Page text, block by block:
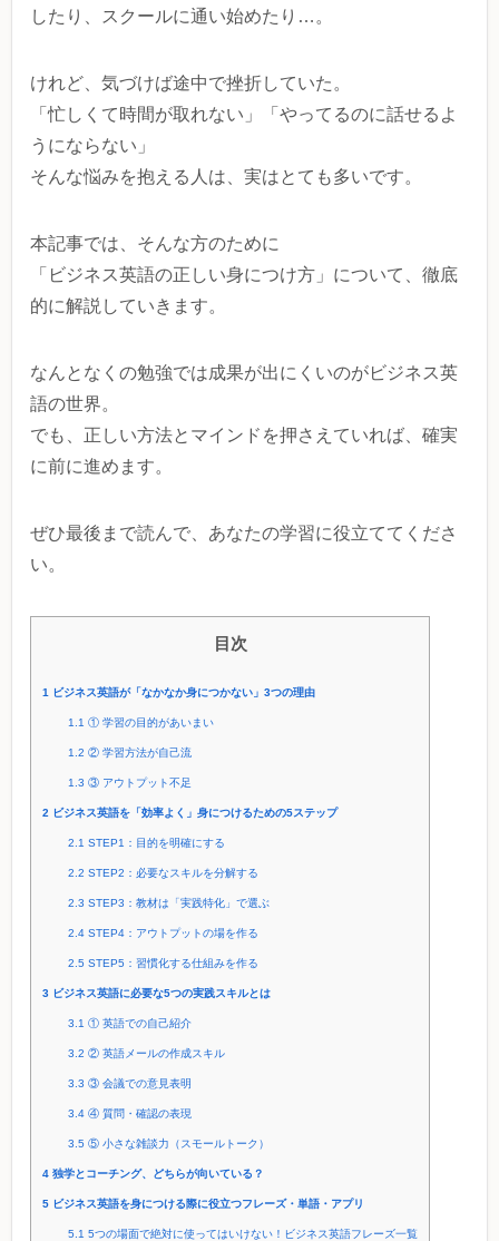
したり、スクールに通い始めたり…。
けれど、気づけば途中で挫折していた。
「忙しくて時間が取れない」「やってるのに話せるよ
うにならない」
そんな悩みを抱える人は、実はとても多いです。
本記事では、そんな方のために
「ビジネス英語の正しい身につけ方」について、徹底
的に解説していきます。
なんとなくの勉強では成果が出にくいのがビジネス英
語の世界。
でも、正しい方法とマインドを押さえていれば、確実
に前に進めます。
ぜひ最後まで読んで、あなたの学習に役立ててくださ
い。
目次
1 ビジネス英語が「なかなか身につかない」3つの理由
1.1 ① 学習の目的があいまい
1.2 ② 学習方法が自己流
1.3 ③ アウトプット不足
2 ビジネス英語を「効率よく」身につけるための5ステップ
2.1 STEP1：目的を明確にする
2.2 STEP2：必要なスキルを分解する
2.3 STEP3：教材は「実践特化」で選ぶ
2.4STEP4：アウトプットの場を作る
2.5 STEP5：習慣化する仕組みを作る
3 ビジネス英語に必要な5つの実践スキルとは
3.1 ① 英語での自己紹介
3.2 ② 英語メールの作成スキル
3.3 ③ 会議での意見表明
3.4④ 質問・確認の表現
3.5 ⑤ 小さな雑談力（スモールトーク）
4 独学とコーチング、どちらが向いている？
5 ビジネス英語を身につける際に役立つフレーズ・単語・アプリ
5.1 5つの場面で絶対に使ってはいけない！ビジネス英語フレーズ一覧